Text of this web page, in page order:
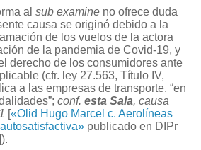
al sub examine no ofrece duda
causa se originó debido a la
de los vuelos de la actora
de la pandemia de Covid-19, y
derecho de los consumidores ante
(cfr. ley 27.563, Título IV,
a las empresas de transporte, “en
conf. esta Sala, causa
[«Olid Hugo Marcel c. Aerolíneas
publicado en DIPr
).